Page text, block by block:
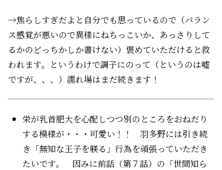
→焦らしすぎだよと自分でも思っているので（バラン
ス感覚が悪いので異様にねちっこいか、あっさりして
るかのどっちかしか書けない）褒めていただけると救
われます。というわけで調子にのって（というのは嘘
ですが、、、）濡れ場はまだ続きます！
栄が乳首肥大を心配しつつ別のところをおねだり
する模様が・・・可愛い！！ 羽多野には引き続
き「無知な王子を躾る」行為を頑張っていただき
たいです。 因みに前話（第７話）の「世間知ら